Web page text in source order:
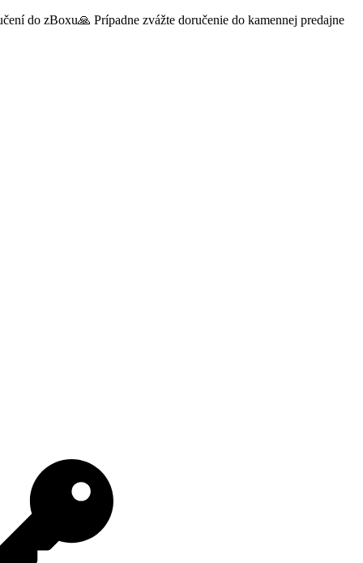
do zBoxu🙏 Prípadne zvážte doručenie do kamennej predajne